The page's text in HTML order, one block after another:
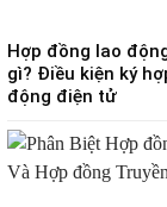
Hợp đồng lao
gì? Điều kiện ký
động điện tử